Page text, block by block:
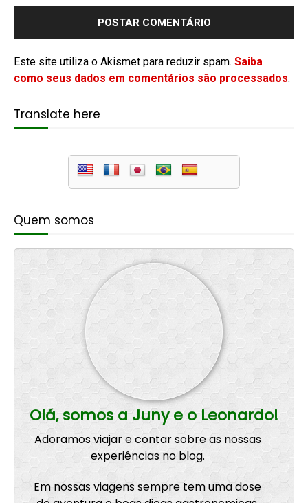
Este site utiliza o Akismet para reduzir spam. Saiba
como seus dados em comentários são processados.
Translate here
Quem somos
Olá, somos a Juny e o Leonardo!
Adoramos viajar e contar sobre as nossas
experiências no blog.
Em nossas viagens sempre tem uma dose